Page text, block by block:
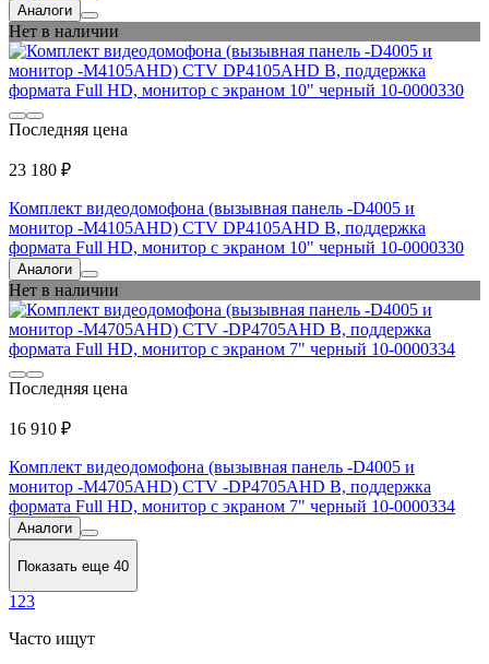
Аналоги
Нет в наличии
Последняя цена
23 180 ₽
Комплект видеодомофона (вызывная панель -D4005 и
монитор -M4105AHD) CTV DP4105AHD B, поддержка
формата Full HD, монитор с экраном 10" черный 10-0000330
Аналоги
Нет в наличии
Последняя цена
16 910 ₽
Комплект видеодомофона (вызывная панель -D4005 и
монитор -M4705AHD) CTV -DP4705AHD B, поддержка
формата Full HD, монитор с экраном 7" черный 10-0000334
Аналоги
Показать еще 40
1 23
Часто ищут